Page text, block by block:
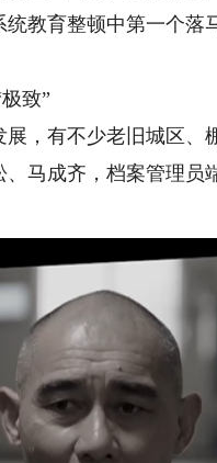
教育整顿中第一个落
致”
有不少老旧城区、
马成齐，档案管理员